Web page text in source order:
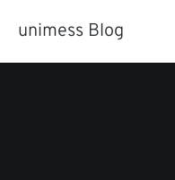
Inhaltunimess Blog